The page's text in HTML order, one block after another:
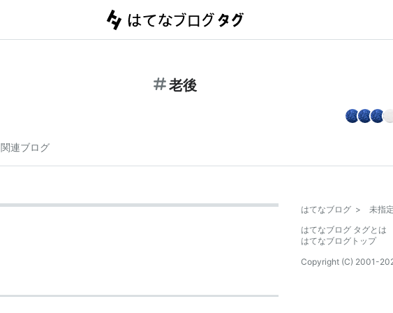
老後
関連ブログ
はてなブログ > 未指定
はてなブログ タグとは
はてなブログトップ
Copyright (C) 2001-